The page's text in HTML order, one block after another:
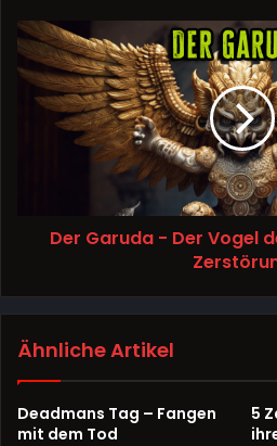
Der Garuda - Der Vogel
Ähnliche Artikel
Deadmans Tag – Fangen
mit dem Tod
5